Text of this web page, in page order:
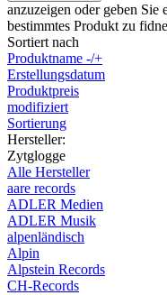
anzuzeigen oder geben
bestimmtes Produkt zu
Sortiert nach
Produktname -/+
Erstellungsdatum
Produktpreis
modifiziert
Sortierung
Hersteller:
Zytglogge
Alle Hersteller
aare records
ADLER Medien
ADLER Musik
alpenländisch
Alpin
Alpstein Records
CH-Records